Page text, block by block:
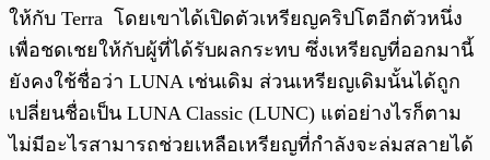
ให้กับ Terra โดยเขาได้เปิดตัวเหรียญคริปโตอีกตัวหนึ่ง
เพื่อชดเชยให้กับผู้ที่ได้รับผลกระทบ ซึ่งเหรียญที่ออกมานี้
ยังคงใช้ชื่อว่า LUNA เช่นเดิม ส่วนเหรียญเดิมนั้นได้ถูก
เปลี่ยนชื่อเป็น LUNA Classic (LUNC) แต่อย่างไรก็ตาม
ไม่มีอะไรสามารถช่วยเหลือเหรียญที่กำลังจะล่มสลายได้